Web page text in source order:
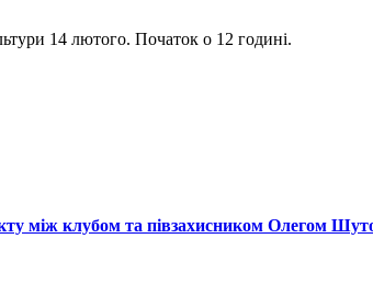
14 лютого. Початок о 12 годині.
між клубом та півзахисником Олегом